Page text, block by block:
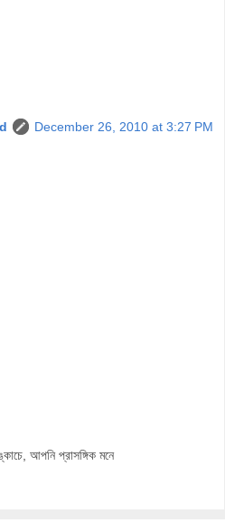
December 26, 2010 at 3:27 PM
আপনি প্রাসঙ্গিক মনে